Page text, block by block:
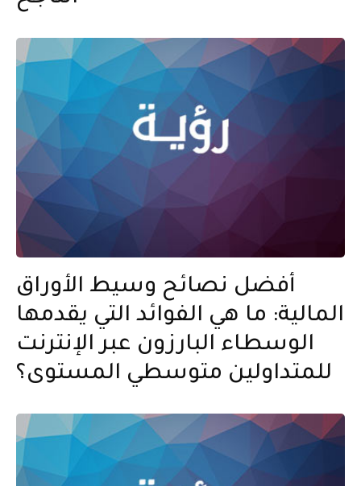
أفضل نصائح وسيط الأوراق
المالية: ما هي الفوائد التي يقدمها
الوسطاء البارزون عبر الإنترنت
للمتداولين متوسطي المستوى؟